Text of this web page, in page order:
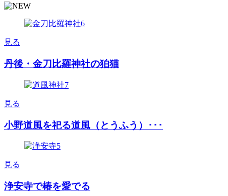
見る
丹後・金刀比羅神社の狛猫
見る
小野道風を祀る道風（とうふう）･･･
見る
浄安寺で椿を愛でる